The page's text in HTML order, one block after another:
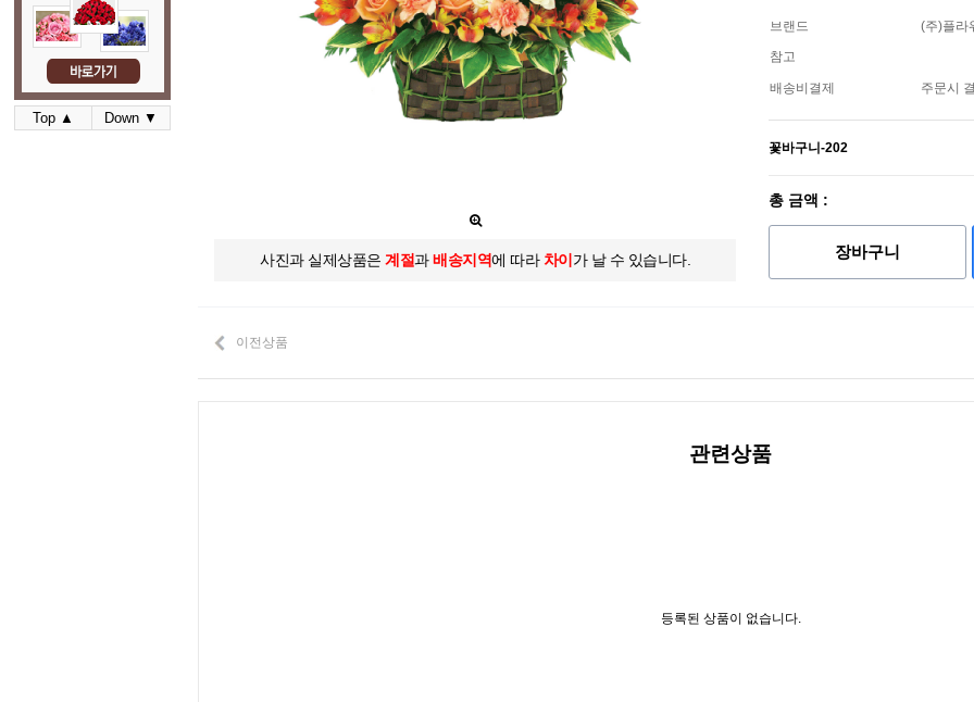
Top ▲ Down ▼
사진과 실제상품은 계절과배송지역에 따라 차이 가 날 수 있습니다.
브랜드
(주)플라
참고
배송비결제 주문시
꽃바구니-202
총 금액 :
장바구니
이전상품
관련상품
등록된 상품이 없습니다.